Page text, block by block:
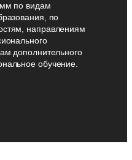
по видам
по
направлениям
дополнительного
обучение.